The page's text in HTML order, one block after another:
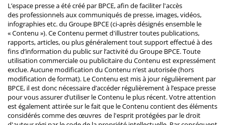
L’espace presse a été créé par BPCE, afin de faciliter l'accès
des professionnels aux communiqués de presse, images, vidéos,
infographies etc. du Groupe BPCE (ci-après désignés ensemble le
« Contenu »). Ce Contenu permet d'illustrer toutes publications,
rapports, articles, ou plus généralement tout support effectué à des
fins d’information du public sur l’activité du Groupe BPCE. Toute
utilisation commerciale ou publicitaire du Contenu est expressément
exclue. Aucune modification du Contenu n’est autorisée (hors
modification de format). Le Contenu est mis à jour régulièrement par
BPCE, il est donc nécessaire d’accéder régulièrement à l’espace presse
pour vous assurer d’utiliser le Contenu le plus récent. Votre attention
est également attirée sur le fait que le Contenu contient des éléments
considérés comme des œuvres de l'esprit protégées par le droit